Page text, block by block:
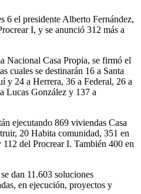
6 el presidente Alberto Fernández,
I, y se anunció 312 más a
Nacional Casa Propia, se firmó el
cuales se destinarán 16 a Santa
y 24 a Herrera, 36 a Federal, 26 a
Lucas González y 137 a
ejecutando 869 viviendas Casa
20 Habita comunidad, 351 en
del Procrear I. También 400 en
dan 11.603 soluciones
en ejecución, proyectos y